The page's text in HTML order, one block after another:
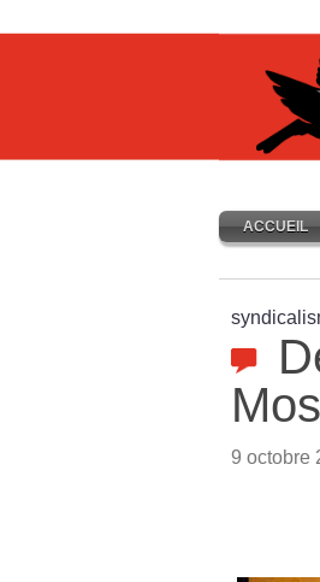
ACCUEIL
9 octobre